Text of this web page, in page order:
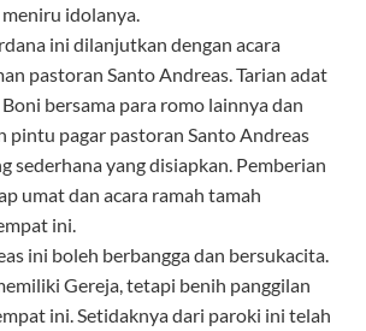
idolanya.
ini dilanjutkan dengan acara
pastoran Santo Andreas. Tarian adat
bersama para romo lainnya dan
pintu pagar pastoran Santo Andreas
sederhana yang disiapkan. Pemberian
umat dan acara ramah tamah
ini.
ini boleh berbangga dan bersukacita.
Gereja, tetapi benih panggilan
ini. Setidaknya dari paroki ini telah